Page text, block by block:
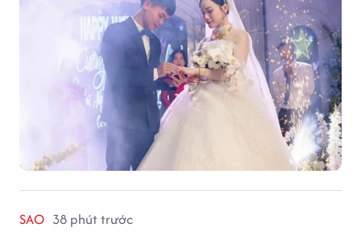
SAO 38 phút trước